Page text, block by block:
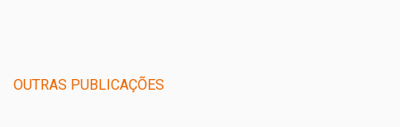
OUTRAS PUBLICAÇÕES